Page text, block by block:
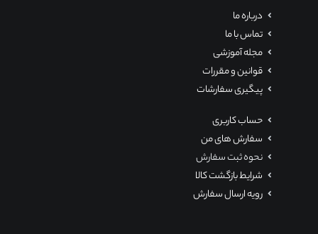
درباره ما
تماس با ما
مجله آموزشی
قوانین و مقررات
پیگیری سفارشات
حساب کاربری
سفارش های من
نحوه ثبت سفارش
شرایط بازگشت کالا
رویه ارسال سفارش